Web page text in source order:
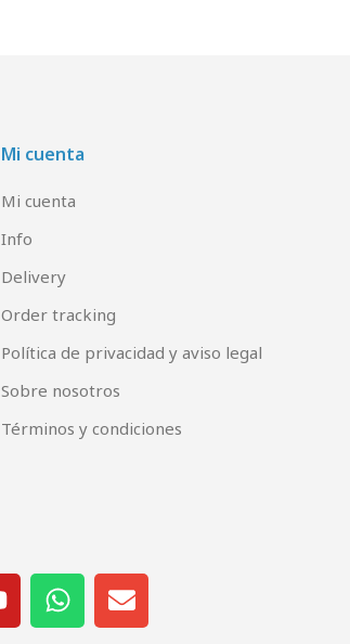
Mi cuenta
Mi cuenta
Info
Delivery
Order tracking
Política de privacidad y aviso legal
Sobre nosotros
Términos y condiciones